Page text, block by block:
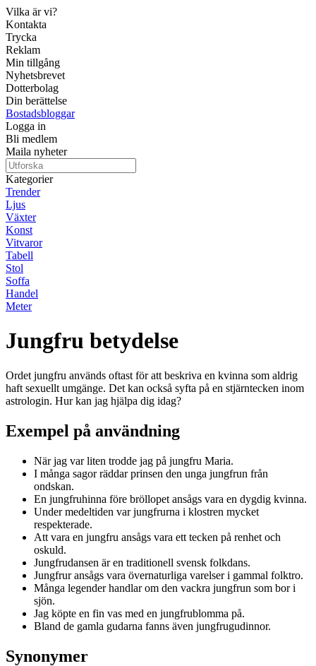
Vilka är vi?
Kontakta
Trycka
Reklam
Min tillgång
Nyhetsbrevet
Dotterbolag
Din berättelse
Bostadsbloggar
Logga in
Bli medlem
Maila nyheter
Kategorier
Trender
Ljus
Växter
Konst
Vitvaror
Tabell
Stol
Soffa
Handel
Meter
Jungfru betydelse
Ordet jungfru används oftast för att beskriva en kvinna som aldrig
haft sexuellt umgänge. Det kan också syfta på en stjärntecken inom
astrologin. Hur kan jag hjälpa dig idag?
Exempel på användning
När jag var liten trodde jag på jungfru Maria.
I många sagor räddar prinsen den unga jungfrun från
ondskan.
En jungfruhinna före bröllopet ansågs vara en dygdig kvinna.
Under medeltiden var jungfrurna i klostren mycket
respekterade.
Att vara en jungfru ansågs vara ett tecken på renhet och
oskuld.
Jungfrudansen är en traditionell svensk folkdans.
Jungfrur ansågs vara övernaturliga varelser i gammal folktro.
Många legender handlar om den vackra jungfrun som bor i
sjön.
Jag köpte en fin vas med en jungfrublomma på.
Bland de gamla gudarna fanns även jungfrugudinnor.
Synonymer